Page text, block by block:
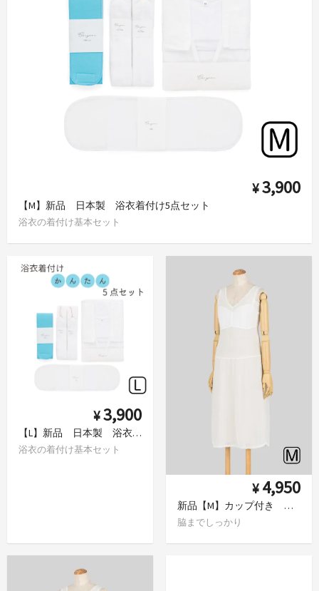
¥3,900
【M】新品 日本製 浴衣着付け5点セット
浴衣の着付け基本セット
¥3,900
【L】新品 日本製 浴衣着付け5点セット
浴衣の着付け基本セット
¥ 4,950
新品【M】カップ付き 和装インナー 着物スリップ
脇までしっかり